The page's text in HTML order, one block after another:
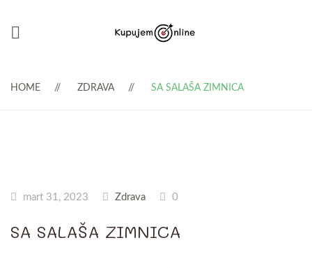
HOME ZDRAVA SA SALAŠA ZIMNICA
mart 31, 2023 Zdrava 0
SA SALAŠA ZIMNICA